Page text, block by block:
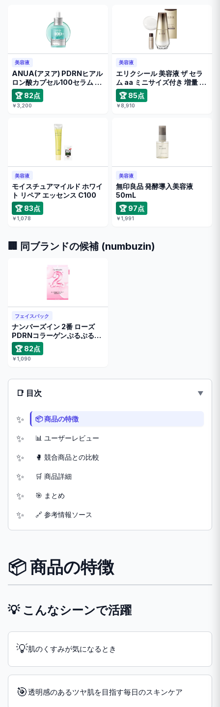
美容液
ANUA(アヌア) PDRNヒアル
ロン酸カプセル100セラム …
🏆 82点
￥3,200
美容液
エリクシール 美容液 ザ セラ
ム aa ミニサイズ付き 増量 …
🏆 85点
￥8,910
美容液
モイスチュアマイルド ホワイ
ト リペア エッセンス C100
🏆 83点
￥1,078
美容液
無印良品 発酵導入美容液
50mL
🏆 97点
￥1,991
🏢 同ブランドの候補 (numbuzin)
フェイスパック
ナンバーズイン 2番 ローズ
PDRNコラーゲンぷるぷるマ
スク …
🏆 82点
￥1,090
📑 目次
📦 商品の特徴
📊 ユーザーレビュー
🥊 競合商品との比較
🛒 商品詳細
🎯 まとめ
🔗 参考情報ソース
📦 商品の特徴
💡 こんなシーンで活躍
💡肌のくすみが気になるとき
🎯透明感のあるツヤ肌を目指す毎日のスキンケア